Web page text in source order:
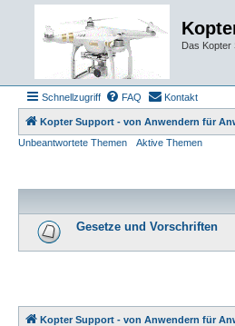
Das Kopter
Schnellzugriff FAQ Kontakt
Kopter Support - von Anwendern für
Unbeantwortete Themen
Aktive Themen
Gesetze und Vorschriften
Kopter Support - von Anwendern für